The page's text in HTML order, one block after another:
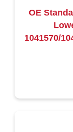
OE
1041570/